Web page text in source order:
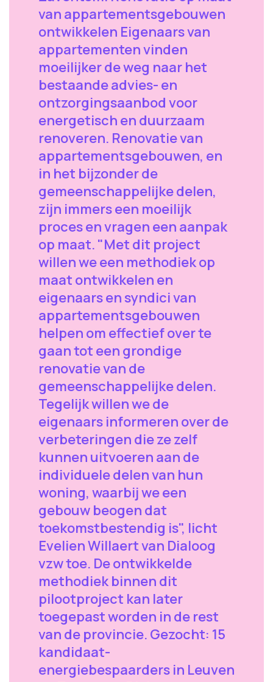
van appartementsgebouwen
ontwikkelen Eigenaars van
appartementen vinden
moeilijker de weg naar het
bestaande advies- en
ontzorgingsaanbod voor
energetisch en duurzaam
renoveren. Renovatie van
appartementsgebouwen, en
in het bijzonder de
gemeenschappelijke delen,
zijn immers een moeilijk
proces en vragen een aanpak
op maat. "Met dit project
willen we een methodiek op
maat ontwikkelen en
eigenaars en syndici van
appartementsgebouwen
helpen om effectief over te
gaan tot een grondige
renovatie van de
gemeenschappelijke delen.
Tegelijk willen we de
eigenaars informeren over de
verbeteringen die ze zelf
kunnen uitvoeren aan de
individuele delen van hun
woning, waarbij we een
gebouw beogen dat
toekomstbestendig is", licht
Evelien Willaert van Dialoog
vzw toe. De ontwikkelde
methodiek binnen dit
pilootproject kan later
toegepast worden in de rest
van de provincie. Gezocht: 15
kandidaat-
energiebespaarders in Leuven